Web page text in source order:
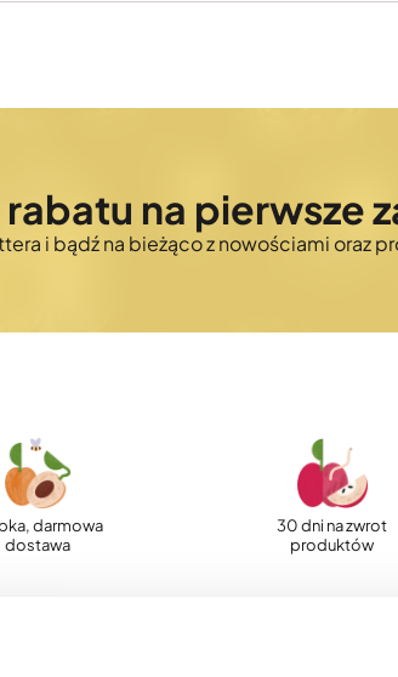
na pierwsze
i bądź na bieżąco z nowościami oraz
darmowa
dostawa
30 dni na zwrot
produktów